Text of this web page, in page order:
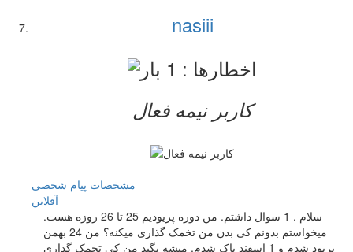
nasiii
کاربر نيمه فعال
مشخصات پیام شخصی
آفلاين
سلام . 1 سوال داشتم. من دوره پریودیم 25 تا 26 روزه هست.
میخواستم بدونم کی بدن من تخمک گذاری میکنه؟ من 24 بهمن
پریود شدم و 1 اسفند پاک شدم. میشه بگید من کی تخمک گذاری